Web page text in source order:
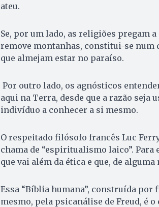
ateu.
Se, por um lado, as religiões pregam
remove montanhas, constitui-se
que almejam estar no paraíso.
Por outro lado, os agnósticos
aqui na Terra, desde que a razão seja
indivíduo a conhecer a si mesmo.
O respeitado filósofo francês Luc
chama de “espiritualismo laico”.
que vai além da ética e que, de
Essa “Bíblia humana”, construída por
mesmo, pela psicanálise de Freud, é